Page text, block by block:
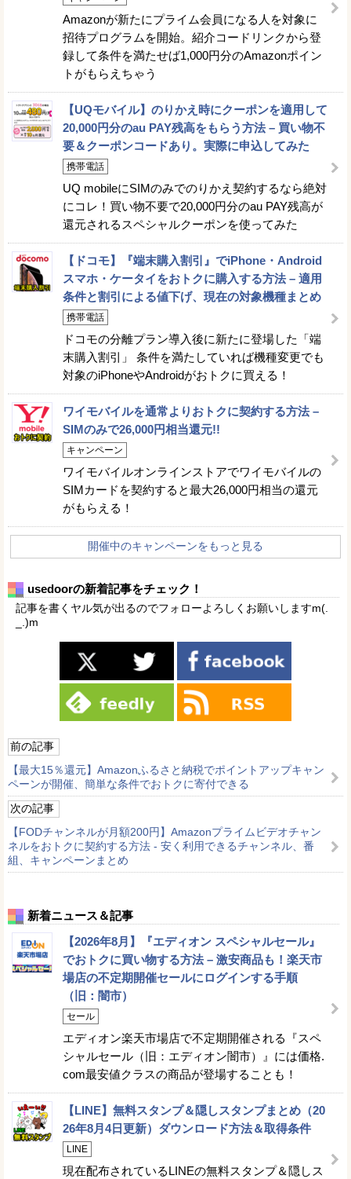
Amazonが新たにプライム会員になる人を対象に
招待プログラムを開始。紹介コードリンクから登
録して条件を満たせば1,000円分のAmazonポイン
トがもらえちゃう
【UQモバイル】のりかえ時にクーポンを適用して
20,000円分のau PAY残高をもらう方法 – 買い物不
要＆クーポンコードあり。実際に申込してみた
携帯電話
UQ mobileにSIMのみでのりかえ契約するなら絶対
にコレ！買い物不要で20,000円分のau PAY残高が
還元されるスペシャルクーポンを使ってみた
【ドコモ】『端末購入割引』でiPhone・Android
スマホ・ケータイをおトクに購入する方法 – 適用
条件と割引による値下げ、現在の対象機種まとめ
携帯電話
ドコモの分離プラン導入後に新たに登場した「端
末購入割引」 条件を満たしていれば機種変更でも
対象のiPhoneやAndroidがおトクに買える！
ワイモバイルを通常よりおトクに契約する方法 –
SIMのみで26,000円相当還元!!
キャンペーン
ワイモバイルオンラインストアでワイモバイルの
SIMカードを契約すると最大26,000円相当の還元
がもらえる！
開催中のキャンペーンをもっと見る
usedoorの新着記事をチェック！
記事を書くヤル気が出るのでフォローよろしくお願いしますm(.
_.)m
前の記事
【最大15％還元】Amazonふるさと納税でポイントアップキャン
ペーンが開催、簡単な条件でおトクに寄付できる
次の記事
【FODチャンネルが月額200円】Amazonプライムビデオチャン
ネルをおトクに契約する方法 - 安く利用できるチャンネル、番
組、キャンペーンまとめ
新着ニュース＆記事
【2026年8月】『エディオン スペシャルセール』
でおトクに買い物する方法 – 激安商品も！楽天市
場店の不定期開催セールにログインする手順
（旧：闇市）
セール
エディオン楽天市場店で不定期開催される『スペ
シャルセール（旧：エディオン闇市）』には価格.
com最安値クラスの商品が登場することも！
【LINE】無料スタンプ＆隠しスタンプまとめ（20
26年8月4日更新）ダウンロード方法＆取得条件
LINE
現在配布されているLINEの無料スタンプ＆隠しス